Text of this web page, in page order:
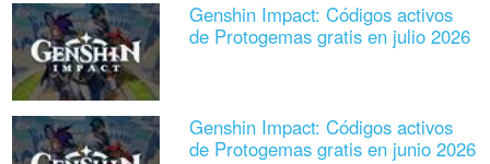
Genshin Impact: Códigos activos
de Protogemas gratis en julio 2026
Genshin Impact: Códigos activos
de Protogemas gratis en junio 2026